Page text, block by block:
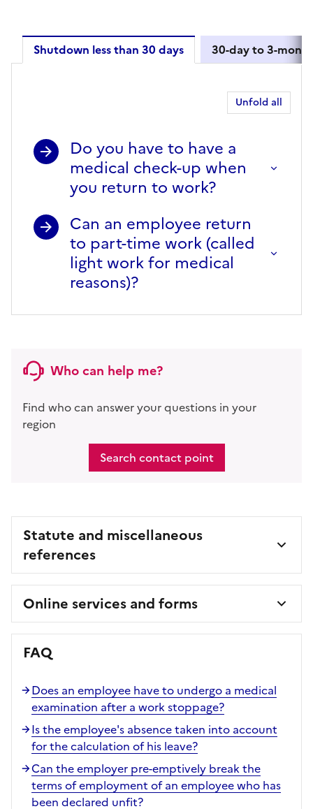
Shutdown less than 30 days 30-day to 3-
Shutdown less than 30 days
Unfold all
Do you have to have a
medical check-up when
you return to work?
Can an employee return
to part-time work (called
light work for medical
reasons)?
Who can help me?
Find who can answer your questions in your
region
Search contact point
Statute and miscellaneous
references
Online services and forms
FAQ
Does an employee have to undergo a medical
examination after a work stoppage?
Is the employee's absence taken into account
for the calculation of his leave?
Can the employer pre-emptively break the
terms of employment of an employee who has
been declared unfit?